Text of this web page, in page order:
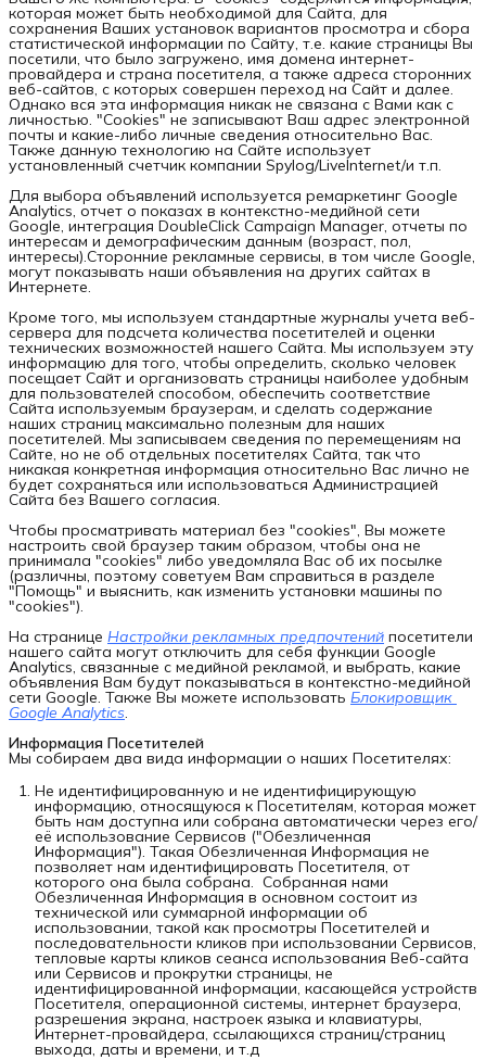
которая может быть необходимой для Сайта, для
сохранения Ваших установок вариантов просмотра и сбора
статистической информации по Сайту, т.е. какие страницы Вы
посетили, что было загружено, имя домена интернет-
провайдера и страна посетителя, а также адреса сторонних
веб-сайтов, с которых совершен переход на Сайт и далее.
Однако вся эта информация никак не связана с Вами как с
личностью. "Cookies" не записывают Ваш адрес электронной
почты и какие-либо личные сведения относительно Вас.
Также данную технологию на Сайте использует
установленный счетчик компании Spylog/LiveInternet/и т.п.
Для выбора объявлений используется ремаркетинг Google
Analytics, отчет о показах в контекстно-медийной сети
Google, интеграция DoubleClick Campaign Manager, отчеты по
интересам и демографическим данным (возраст, пол,
интересы).Сторонние рекламные сервисы, в том числе Google,
могут показывать наши объявления на других сайтах в
Интернете.
Кроме того, мы используем стандартные журналы учета веб-
сервера для подсчета количества посетителей и оценки
технических возможностей нашего Сайта. Мы используем эту
информацию для того, чтобы определить, сколько человек
посещает Сайт и организовать страницы наиболее удобным
для пользователей способом, обеспечить соответствие
Сайта используемым браузерам, и сделать содержание
наших страниц максимально полезным для наших
посетителей. Мы записываем сведения по перемещениям на
Сайте, но не об отдельных посетителях Сайта, так что
никакая конкретная информация относительно Вас лично не
будет сохраняться или использоваться Администрацией
Сайта без Вашего согласия.
Чтобы просматривать материал без "cookies", Вы можете
настроить свой браузер таким образом, чтобы она не
принимала "cookies" либо уведомляла Вас об их посылке
(различны, поэтому советуем Вам справиться в разделе
"Помощь" и выяснить, как изменить установки машины по
"cookies").
На странице Настройки рекламных предпочтений посетители
нашего сайта могут отключить для себя функции Google
Analytics, связанные с медийной рекламой, и выбрать, какие
объявления Вам будут показываться в контекстно-медийной
сети Google. Также Вы можете использовать Блокировщик
Google Analytics.
Информация Посетителей
Мы собираем два вида информации о наших Посетителях:
Не идентифицированную и не идентифицирующую
информацию, относящуюся к Посетителям, которая может
быть нам доступна или собрана автоматически через его/
её использование Сервисов ("Обезличенная
Информация"). Такая Обезличенная Информация не
позволяет нам идентифицировать Посетителя, от
которого она была собрана. Собранная нами
Обезличенная Информация в основном состоит из
технической или суммарной информации об
использовании, такой как просмотры Посетителей и
последовательности кликов при использовании Сервисов,
тепловые карты кликов сеанса использования Веб-сайта
или Сервисов и прокрутки страницы, не
идентифицированной информации, касающейся устройств
Посетителя, операционной системы, интернет браузера,
разрешения экрана, настроек языка и клавиатуры,
Интернет-провайдера, ссылающихся страниц/страниц
выхода, даты и времени, и т.д